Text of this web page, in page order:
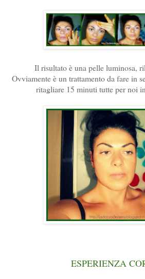
Il risultato è una pelle luminosa,
Ovviamente è un trattamento da fare in
ritagliare 15 minuti tutte per noi
ESPERIENZA